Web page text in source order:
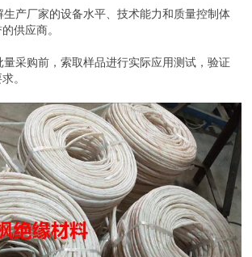
生产厂家的设备水平、技术能力和质量控制体
供应商。
采购前，索取样品进行实际应用测试，验证
。